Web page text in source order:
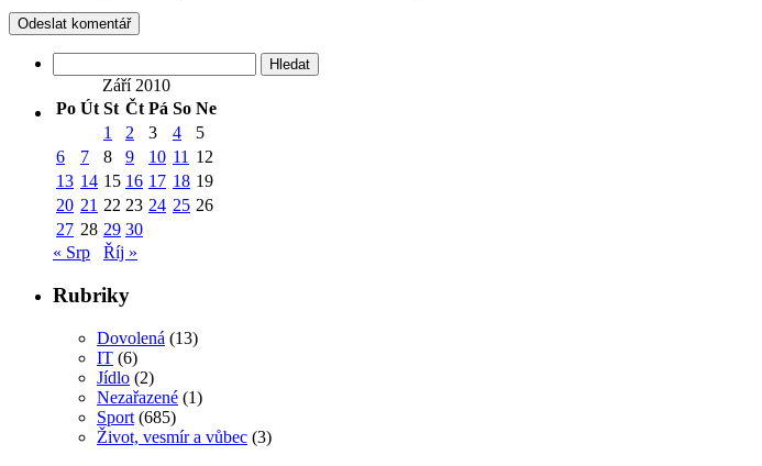
Září 2010
Po Út St Čt Pá So Ne
1
2 3 4
5
6
7 8 9 10 11 12
13 14 15 16 17 18 19
20 21 22 23 24 25 26
27 28 29 30
« Srp
Říj »
Rubriky
Dovolená (13)
IT (6)
Jídlo (2)
Nezařazené (1)
Sport (685)
Život, vesmír a vůbec (3)